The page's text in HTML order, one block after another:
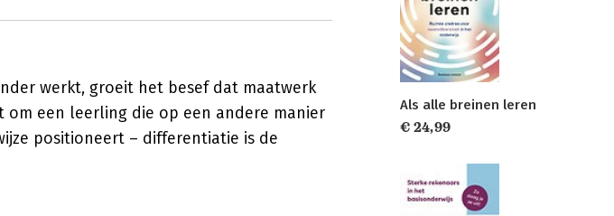
werkt, groeit het besef dat maatwerk
een leerling die op een andere manier
positioneert – differentiatie is de
Als alle breinen leren
€ 24,99